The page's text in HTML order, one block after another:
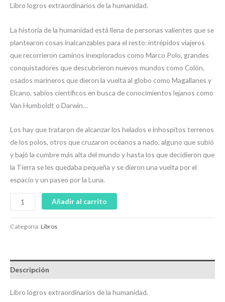
Libro logros extraordinarios de la humanidad.
La historia de la humanidad está llena de personas valientes que se
plantearon cosas inalcanzables para el resto: intrépidos viajeros
que recorrieron caminos inexplorados como Marco Polo, grandes
conquistadores que descubrieron nuevos mundos como Colón,
osados marineros que dieron la vuelta al globo como Magallanes y
Elcano, sabios científicos en busca de conocimientos lejanos como
Van Humboldt o Darwin…
Los hay que trataron de alcanzar los helados e inhospitos terrenos
de los polos, otros que cruzaron océanos a nado, alguno que subió
y bajó la cumbre más alta del mundo y hasta los que decidieron que
la Tierra se les quedaba pequeña y se dieron una vuelta por el
espacio y un paseo por la Luna.
Añadir al carrito
Categoría:Libros
Descripción
Libro logros extraordinarios de la humanidad.